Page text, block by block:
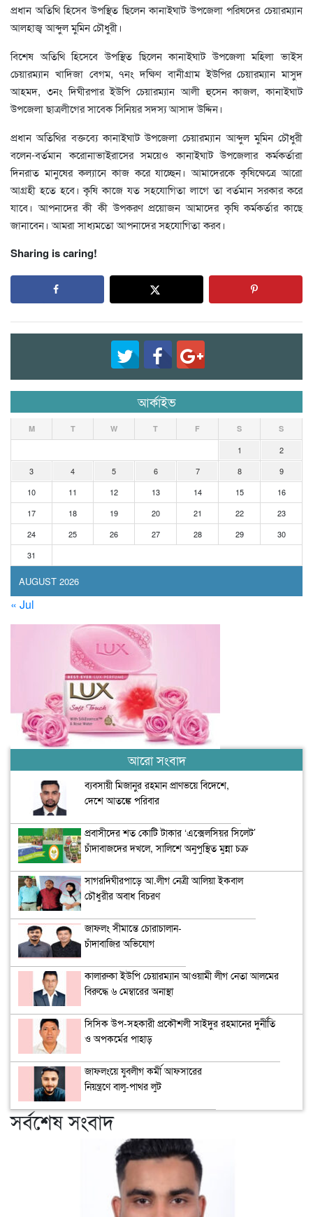
প্রধান অতিথি হিসেব উপস্থিত ছিলেন কানাইঘাট উপজেলা পরিষদের চেয়ারম্যান
আলহাজ্ব আব্দুল মুমিন চৌধুরী।
বিশেষ অতিথি হিসেবে উপস্থিত ছিলেন কানাইঘাট উপজেলা মহিলা ভাইস
চেয়ারম্যান খাদিজা বেগম, ৭নং দক্ষিণ বানীগ্রাম ইউপির চেয়ারম্যান মাসুদ
আহমদ, ৩নং দিঘীরপার ইউপি চেয়ারম্যান আলী হুসেন কাজল, কানাইঘাট
উপজেলা ছাত্রলীগের সাবেক সিনিয়র সদস্য আসাদ উদ্দিন।
প্রধান অতিথির বক্তব্যে কানাইঘাট উপজেলা চেয়ারম্যান আব্দুল মুমিন চৌধুরী
বলেন-বর্তমান করোনাভাইরাসের সময়েও কানাইঘাট উপজেলার কর্মকর্তারা
দিনরাত মানুষের কল্যানে কাজ করে যাচ্ছেন। আমাদেরকে কৃষিক্ষেত্রে আরো
আগ্রহী হতে হবে। কৃষি কাজে যত সহযোগিতা লাগে তা বর্তমান সরকার করে
যাবে। আপনাদের কী কী উপকরণ প্রয়োজন আমাদের কৃষি কর্মকর্তার কাছে
জানাবেন। আমরা সাধ্যমতো আপনাদের সহযোগিতা করব।
Sharing is caring!
আর্কাইভ
AUGUST 2026
M T W T F S S
1
2
3
4 5 6 7 8
9
10
11 12 13 14 15
16
17
18 19 20 21 22
23
24
25 26 27 28 29
30
31
« Jul
আরো সংবাদ
ব্যবসায়ী মিজানুর রহমান প্রাণভয়ে বিদেশে,
দেশে আতঙ্কে পরিবার
প্রবাসীদের শত কোটি টাকার ‘এক্সেলসিয়র সিলেট’
চাঁদাবাজদের দখলে, সালিশে অনুপুস্থিত মুন্না চক্র
সাগরদিঘীরপাড়ে আ.লীগ নেত্রী আলিয়া ইকবাল
চৌধুরীর অবাধ বিচরণ
জাফলং সীমান্তে চোরাচালান-
চাঁদাবাজির অভিযোগ
কালারুকা ইউপি চেয়ারম্যান আওয়ামী লীগ নেতা আলমের
বিরুদ্ধে ৬ মেম্বারের অনাস্থা
সিসিক উপ-সহকারী প্রকৌশলী সাইদুর রহমানের দুর্নীতি
ও অপকর্মের পাহাড়
জাফলংয়ে যুবলীগ কর্মী আফসারের
নিয়ন্ত্রণে বালু-পাথর লুট
সর্বশেষ সংবাদ